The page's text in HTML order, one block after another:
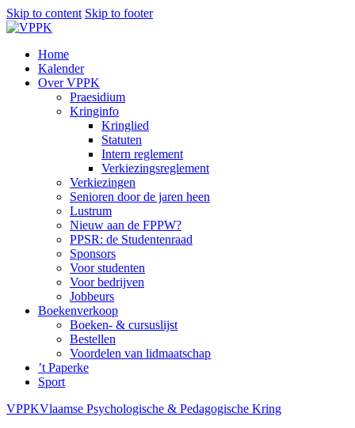
Skip to content Skip to footer
Home
Kalender
Over VPPK
Praesidium
Kringinfo
Kringlied
Statuten
Intern reglement
Verkiezingsreglement
Verkiezingen
Senioren door de jaren heen
Lustrum
Nieuw aan de FPPW?
PPSR: de Studentenraad
Sponsors
Voor studenten
Voor bedrijven
Jobbeurs
Boekenverkoop
Boeken- & cursuslijst
Bestellen
Voordelen van lidmaatschap
’t Paperke
Sport
VPPKVlaamse Psychologische & Pedagogische Kring